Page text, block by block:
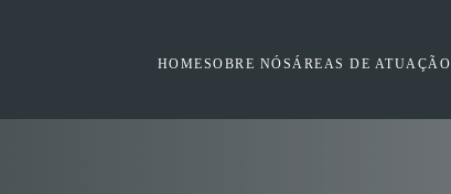
HOMESOBRE NÓSÁREAS DE ATUAÇÃO